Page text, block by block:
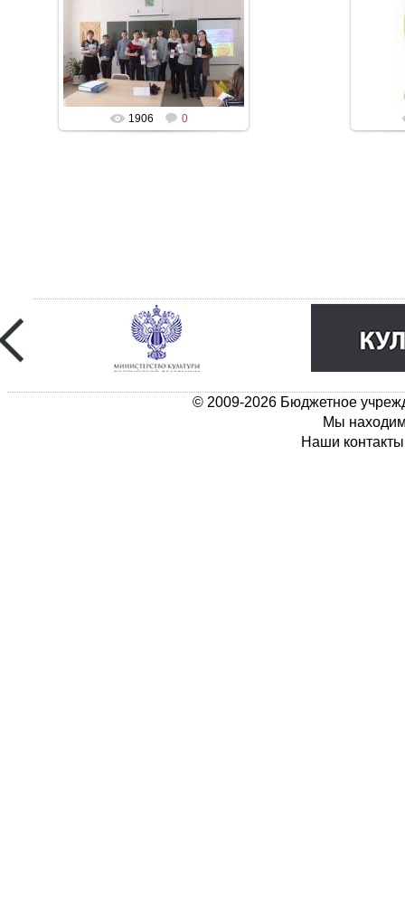
1906 0
© 2009-2026 Бюджетное
Мы
Наши